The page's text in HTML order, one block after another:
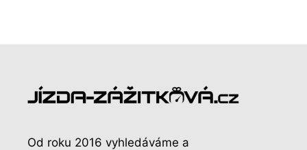
Od roku 2016 vyhledáváme a